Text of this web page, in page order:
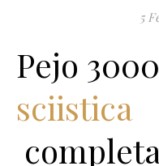
5
Pejo
sciistica